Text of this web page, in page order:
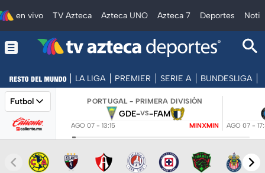
en vivo TV Azteca Azteca UNO Azteca 7 Deportes
LA LIGA PREMIER SERIE A BUNDESLIGA
Futbol PORTUGAL - PRIMERA DIVISIÓN
GDE-VS-FAM
AGO 07 - 13:15 MINXMIN AGO 07 -